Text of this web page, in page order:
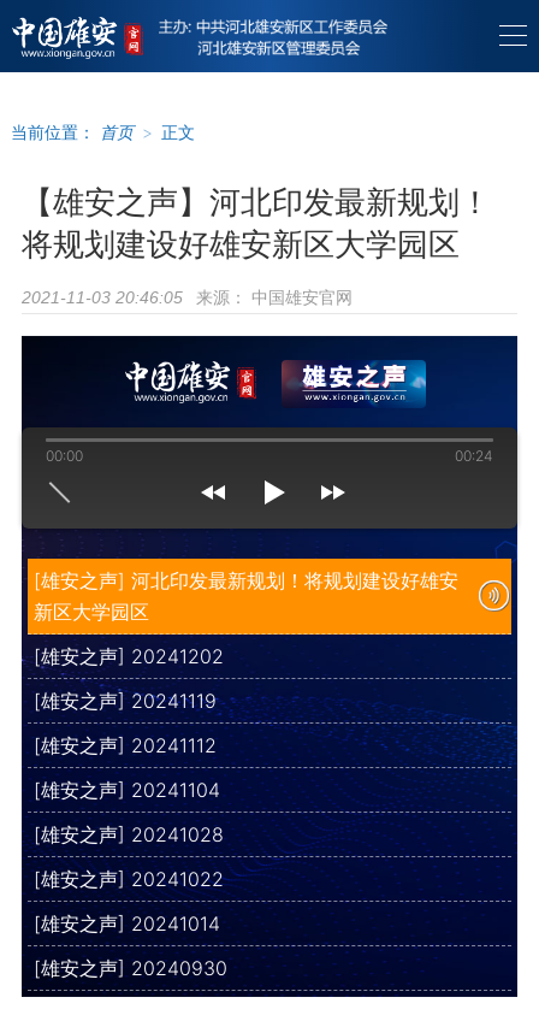
当前位置： 首页 > 正文
【雄安之声】河北印发最新规划！
将规划建设好雄安新区大学园区
2021-11-03 20:46:05 来源： 中国雄安官网
[雄安之声] 河北印发最新规划！将规划建设好雄安
新区大学园区
[雄安之声] 20241202
[雄安之声] 20241119
[雄安之声] 20241112
[雄安之声] 20241104
[雄安之声] 20241028
[雄安之声] 20241022
[雄安之声] 20241014
[雄安之声] 20240930
00:00 00:24